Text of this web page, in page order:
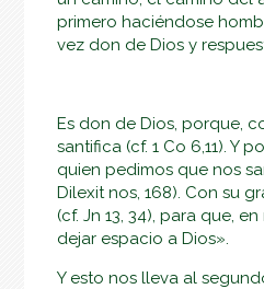
primero haciéndose
vez don de Dios y
Es don de Dios, porque,
santifica (cf. 1 Co 6,11). Y
quien pedimos que nos
Dilexit nos, 168). Con su
(cf. Jn 13, 34), para que,
dejar espacio a Dios».
Y esto nos lleva al